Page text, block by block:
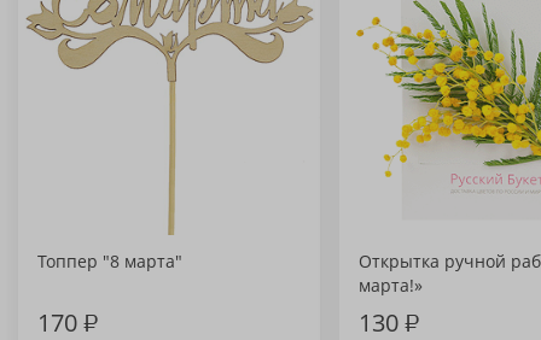
Топпер "8 марта"
170₽
Открытка ручной
марта!»
130₽